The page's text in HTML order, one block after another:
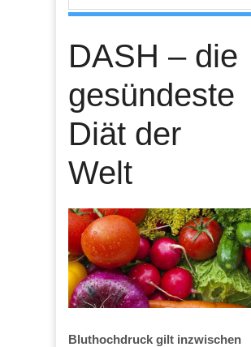
DASH – die
gesündeste
Diät der
Welt
Bluthochdruck gilt inzwischen